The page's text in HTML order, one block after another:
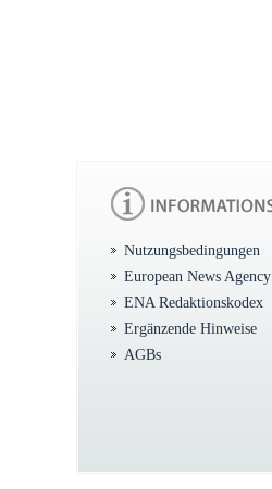
Nutzungsbedingungen
European News Agency
ENA Redaktionskodex
Ergänzende Hinweise
AGBs